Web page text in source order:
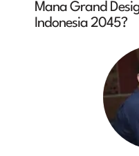
Mana Grand
Indonesia 2045?